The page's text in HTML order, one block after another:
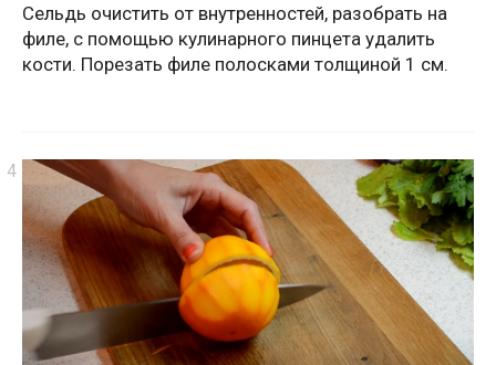
Сельдь очистить от внутренностей, разобрать на
филе, с помощью кулинарного пинцета удалить
кости. Порезать филе полосками толщиной 1 см.